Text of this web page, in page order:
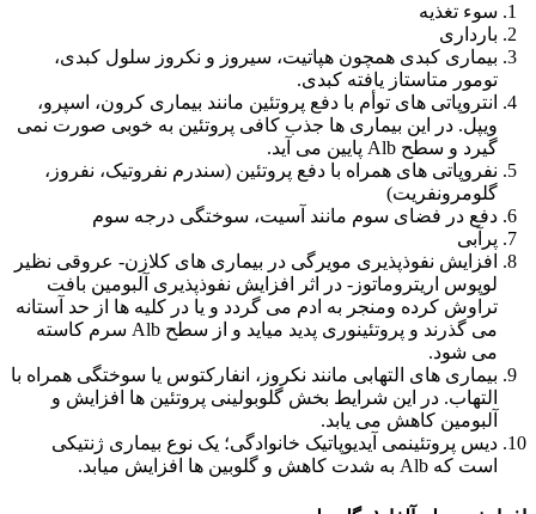
سوء تغذیه
بارداری
بیماری کبدی همچون هپاتیت، سیروز و نکروز سلول کبدی،
تومور متاستاز یافته کبدی.
انتروپاتی های توأم با دفع پروتئین مانند بیماری کرون، اسپرو،
ویپل. در این بیماری ها جذب کافی پروتئین به خوبی صورت نمی
گیرد و سطح Alb پایین می آید.
نفروپاتی های همراه با دفع پروتئین (سندرم نفروتیک، نفروز،
گلومرونفریت)
دفع در فضای سوم مانند آسیت، سوختگی درجه سوم
پرآبی
افزایش نفوذپذیری مویرگی در بیماری های کلازن- عروقی نظیر
لوپوس اریتروماتوز- در اثر افزایش نفوذپذیری آلبومین بافت
تراوش کرده ومنجر به ادم می گردد و یا در کلیه ها از حد آستانه
می گذرند و پروتئینوری پدید میاید و از سطح Alb سرم کاسته
می شود.
بیماری های التهابی مانند نکروز، انفارکتوس یا سوختگی همراه با
التهاب. در این شرایط بخش گلوبولینی پروتئین ها افزایش و
آلبومین کاهش می یابد.
دیس پروتئینمی آیدیوپاتیک خانوادگی؛ یک نوع بیماری ژنتیکی
است که Alb به شدت کاهش و گلوبین ها افزایش میابد.